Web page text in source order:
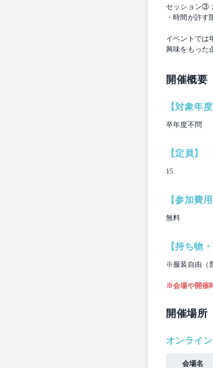
セッション③
・時間が許
イベントでは
興味をもった
開催概要
【対象年
卒年度不問
【定員】
15
【参加費用
無料
【持ち物
※服装自由（
※会場や開催
開催場所
オンライン
会場名